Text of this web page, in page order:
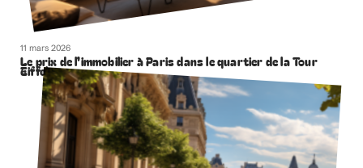
11 mars 2026
Le prix de l’immobilier à Paris dans le quartier de la Tour
Eiffel